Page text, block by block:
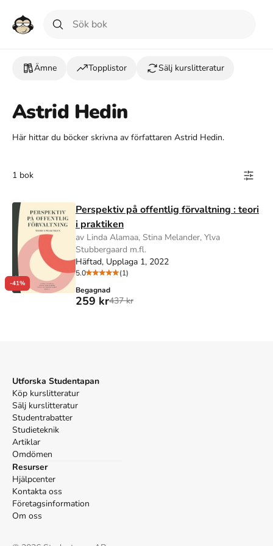
Ämne Topplistor Sälj kurslitteratur
Astrid Hedin
Här hittar du böcker skrivna av författaren Astrid Hedin.
1 bok
-41%
Perspektiv på offentlig förvaltning : teori
i praktiken
av Linda Alamaa, Stina Melander, Ylva
Stubbergaard m.fl.
Häftad, Upplaga 1, 2022
5.0
(1)
Begagnad
259 kr437 kr
Utforska Studentapan
Köp kurslitteratur
Sälj kurslitteratur
Studentrabatter
Studieteknik
Artiklar
Omdömen
Resurser
Hjälpcenter
Kontakta oss
Företagsinformation
Om oss